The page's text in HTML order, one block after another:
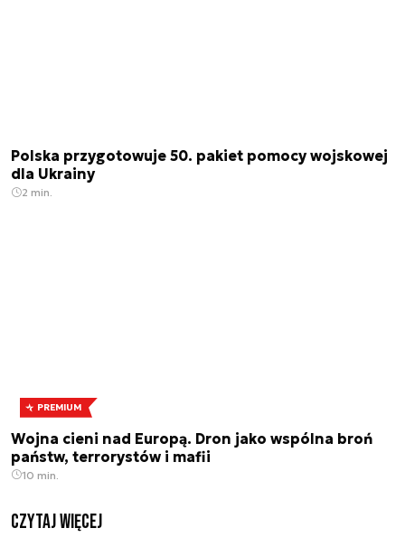
Polska przygotowuje 50. pakiet pomocy wojskowej
dla Ukrainy
2 min.
PREMIUM
Wojna cieni nad Europą. Dron jako wspólna broń
państw, terrorystów i mafii
10 min.
czytaj więcej